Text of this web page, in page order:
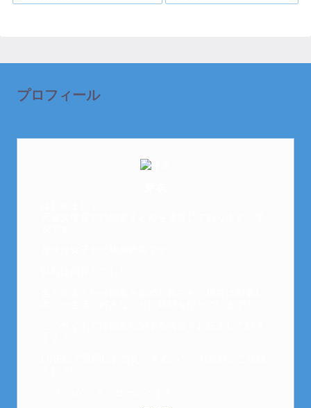
プロフィール